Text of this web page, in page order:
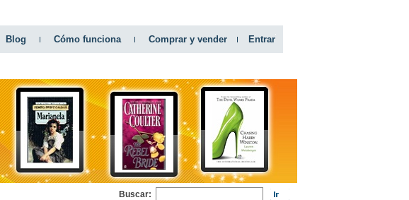
Blog Cómo funciona Comprar y vender Entrar
Buscar: